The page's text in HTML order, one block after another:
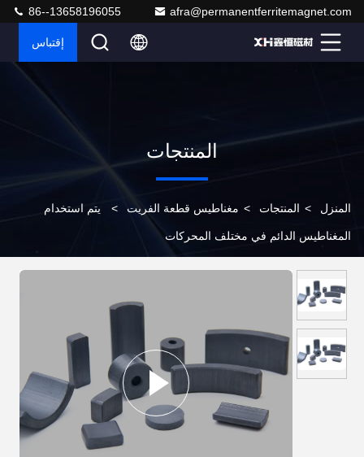
afra@permanentferritemagnet.com
86--13658196055
إقتباس
المنتجات
المنزل > المنتجات > مغناطيس قطعة الفريت > يتم استخدام
المغناطيس الدائم في مختلف المحركات